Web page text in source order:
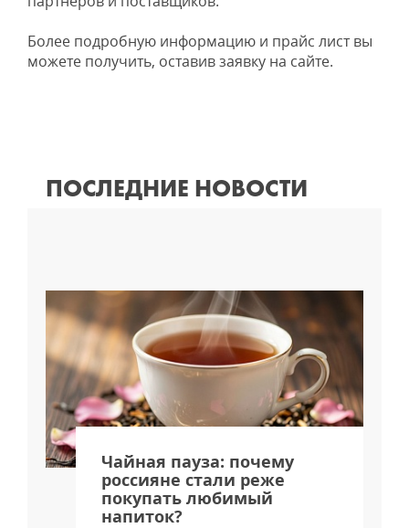
Более подробную информацию и прайс лист вы
можете получить, оставив заявку на сайте.
ПОСЛЕДНИЕ НОВОСТИ
Чайная пауза: почему
россияне стали реже
покупать любимый
напиток?